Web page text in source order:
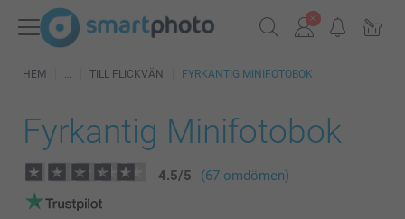
HEM TILL FLICKVÄN FYRKANTIG MINIFOTOBOK
Fyrkantig Minifotobok
4.5/5 (67 omdömen)